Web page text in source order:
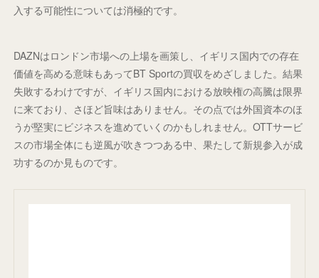
入する可能性については消極的です。
DAZNはロンドン市場への上場を画策し、イギリス国内での存在
価値を高める意味もあってBT Sportの買収をめざしました。結果
失敗するわけですが、イギリス国内における放映権の高騰は限界
に来ており、さほど旨味はありません。その点では外国資本のほ
うが堅実にビジネスを進めていくのかもしれません。OTTサービ
スの市場全体にも逆風が吹きつつある中、果たして新規参入が成
功するのか見ものです。